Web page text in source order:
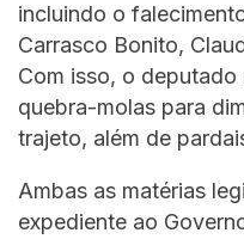
incluindo o
Carrasco Bonito,
Com isso, o
quebra-molas para
trajeto, além de
Ambas as matérias
expediente ao